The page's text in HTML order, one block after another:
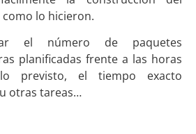
lo hicieron.
el número de paquetes
planificadas frente a las horas
previsto, el tiempo exacto
otras tareas…